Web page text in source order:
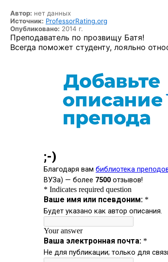
Автор: нет данных
Источник: ProfessorRating.org
Опубликовано: 2014 г.
Преподаватель по прозвищу Батя!
Всегда поможет студенту, лояльно